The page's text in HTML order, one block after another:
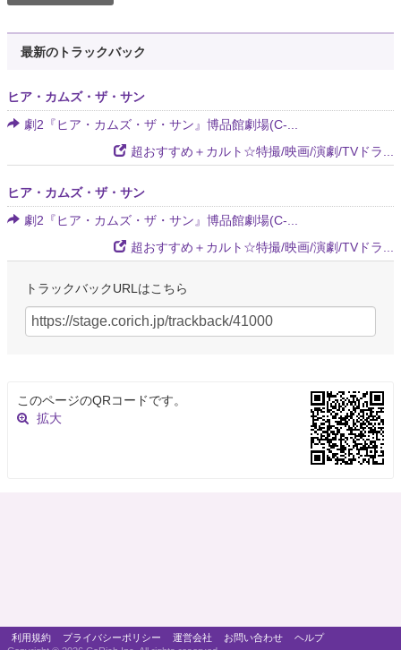
最新のトラックバック
ヒア・カムズ・ザ・サン
劇2『ヒア・カムズ・ザ・サン』博品館劇場(C-...
超おすすめ＋カルト☆特撮/映画/演劇/TVドラ...
ヒア・カムズ・ザ・サン
劇2『ヒア・カムズ・ザ・サン』博品館劇場(C-...
超おすすめ＋カルト☆特撮/映画/演劇/TVドラ...
トラックバックURLはこちら
このページのQRコードです。
拡大
利用規約 プライバシーポリシー 運営会社 お問い合わせ
ヘルプ